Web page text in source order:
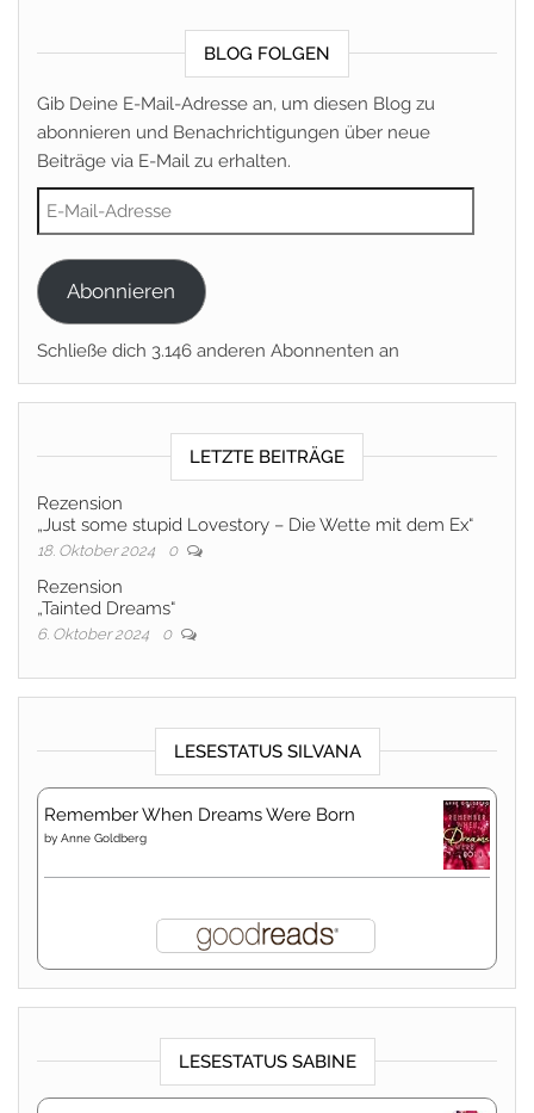
BLOG FOLGEN
Gib Deine E-Mail-Adresse an, um diesen Blog zu
abonnieren und Benachrichtigungen über neue
Beiträge via E-Mail zu erhalten.
E-Mail-Adresse
Abonnieren
Schließe dich 3.146 anderen Abonnenten an
LETZTE BEITRÄGE
Rezension
„Just some stupid Lovestory – Die Wette mit dem Ex“
18. Oktober 2024 0
Rezension
„Tainted Dreams“
6. Oktober 2024 0
LESESTATUS SILVANA
Remember When Dreams Were Born
by Anne Goldberg
LESESTATUS SABINE